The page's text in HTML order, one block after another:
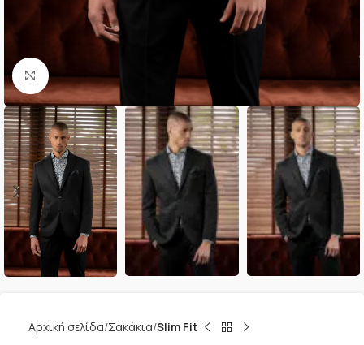
Κλικ για μεγέθυνση
Αρχική σελίδα Σακάκια Slim Fit